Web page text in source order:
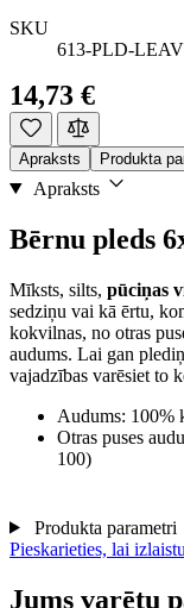
SKU
613-PLD-
14,73 €
Apraksts Produkta
Apraksts
Bērnu pleds
Mīksts, silts, pūciņas
sedziņu vai kā ērtu,
kokvilnas, no otras
audums. Lai gan
vajadzības varēsiet to
Audums: 100%
Otras puses
100)
Produkta parametri
Pieskarieties, lai
Jums varētu